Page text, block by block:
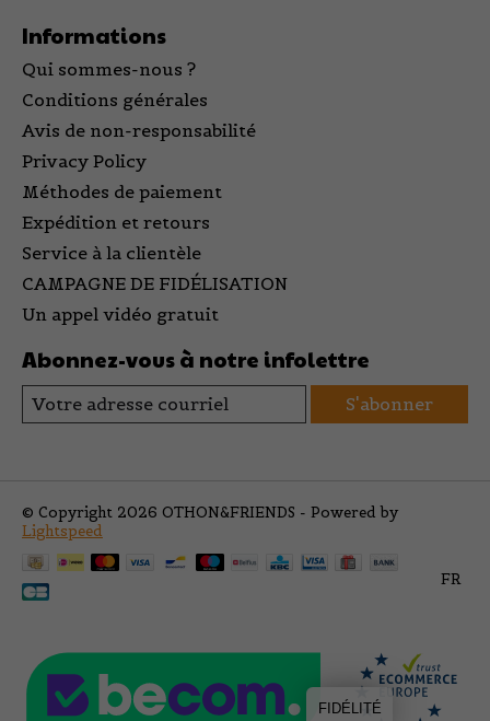
Informations
Qui sommes-nous ?
Conditions générales
Avis de non-responsabilité
Privacy Policy
Méthodes de paiement
Expédition et retours
Service à la clientèle
CAMPAGNE DE FIDÉLISATION
Un appel vidéo gratuit
Abonnez-vous à notre infolettre
S'abonner
© Copyright 2026 OTHON&FRIENDS - Powered by
Lightspeed
FR
FIDÉLITÉ